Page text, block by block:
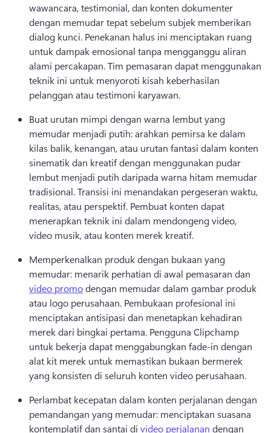
wawancara, testimonial, dan konten dokumenter
dengan memudar tepat sebelum subjek memberikan
dialog kunci. Penekanan halus ini menciptakan ruang
untuk dampak emosional tanpa mengganggu aliran
alami percakapan. Tim pemasaran dapat menggunakan
teknik ini untuk menyoroti kisah keberhasilan
pelanggan atau testimoni karyawan.
Buat urutan mimpi dengan warna lembut yang
memudar menjadi putih: arahkan pemirsa ke dalam
kilas balik, kenangan, atau urutan fantasi dalam konten
sinematik dan kreatif dengan menggunakan pudar
lembut menjadi putih daripada warna hitam memudar
tradisional. Transisi ini menandakan pergeseran waktu,
realitas, atau perspektif. Pembuat konten dapat
menerapkan teknik ini dalam mendongeng video,
video musik, atau konten merek kreatif.
Memperkenalkan produk dengan bukaan yang
memudar: menarik perhatian di awal pemasaran dan
video promo dengan memudar dalam gambar produk
atau logo perusahaan. Pembukaan profesional ini
menciptakan antisipasi dan menetapkan kehadiran
merek dari bingkai pertama. Pengguna Clipchamp
untuk bekerja dapat menggabungkan fade-in dengan
alat kit merek untuk memastikan bukaan bermerek
yang konsisten di seluruh konten video perusahaan.
Perlambat kecepatan dalam konten perjalanan dengan
pemandangan yang memudar: menciptakan suasana
kontemplatif dan santai di video perjalanan dengan